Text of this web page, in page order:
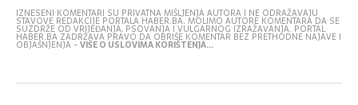
IZNESENI KOMENTARI SU PRIVATNA MIŠLJENJA AUTORA I NE ODRAŽAVAJU
STAVOVE REDAKCIJE PORTALA HABER.BA. MOLIMO AUTORE KOMENTARA DA SE
SUZDRŽE OD VRIJEĐANJA, PSOVANJA I VULGARNOG IZRAŽAVANJA. PORTAL
HABER.BA ZADRŽAVA PRAVO DA OBRIŠE KOMENTAR BEZ PRETHODNE NAJAVE I
OBJAŠNJENJA -VIŠE O USLOVIMA KORIŠTENJA...